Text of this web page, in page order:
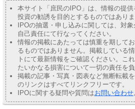
本サイト「庶民のIPO」は、情報の提
投資の勧誘を目的とするものではありま
IPOの抽選・申し込みに関しては、対
自己責任にて行なってください。
情報の掲載にあたっては慎重を期して
るものではありません。掲載している
トにて最新情報をご確認ください。こ
たいかなる損害について一切の責任を負
掲載の記事・写真・図表など無断転載
のリンクはすべてリンクフリーです。
IPOに関する疑問や質問はお問い合わせ